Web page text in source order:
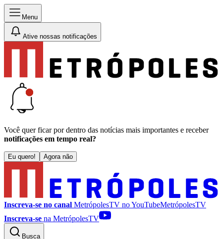
Menu
Ative nossas notificações
Você quer ficar por dentro das notícias mais importantes e receber
notificações em tempo real?
Eu quero! Agora não
Inscreva-se no canal MetrópolesTV noYouTubeMetrópolesTV
Inscreva-se na MetrópolesTV
Busca